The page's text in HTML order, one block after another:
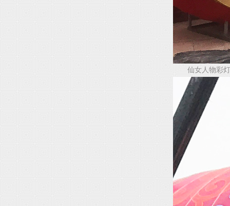
仙女人物彩灯